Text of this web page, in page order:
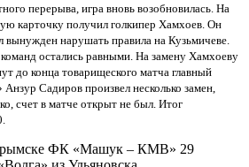
перерыва, игра вновь возобновилась. На
карточку получил голкипер Хамхоев. Он
вынужден нарушать правила на Кузьмичеве.
остались равными. На замену Хамхоеву
до конца товарищеского матча главный
Садиров произвел несколько замен,
счет в матче открыт не был. Итог
ФК «Машук – КМВ» 29